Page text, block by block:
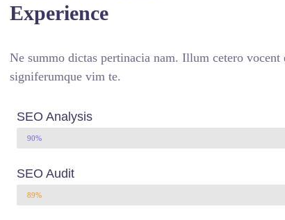
Experience
Ne summo dictas pertinacia nam. Illum cetero vocent
signiferumque vim te.
SEO Analysis
90%
SEO Audit
89%